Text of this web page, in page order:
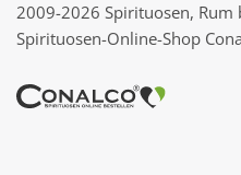
2009-2026 Spirituosen, Rum
Spirituosen-Online-Shop